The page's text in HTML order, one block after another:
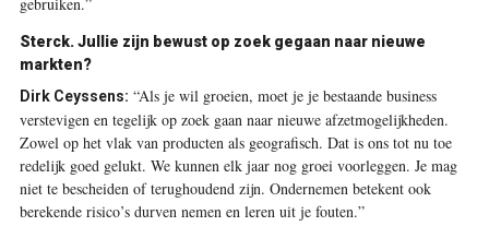
Sterck. Jullie zijn bewust op zoek gegaan naar nieuwe
markten?
Dirk Ceyssens: “Als je wil groeien, moet je je bestaande business
verstevigen en tegelijk op zoek gaan naar nieuwe afzetmogelijkheden.
Zowel op het vlak van producten als geografisch. Dat is ons tot nu toe
redelijk goed gelukt. We kunnen elk jaar nog groei voorleggen. Je mag
niet te bescheiden of terughoudend zijn. Ondernemen betekent ook
berekende risico’s durven nemen en leren uit je fouten.”